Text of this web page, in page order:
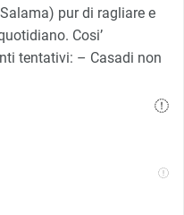
pur di ragliare e
Cosi’
tentativi: – Casadi non